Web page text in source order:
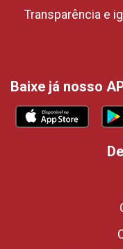
Transparência e
Baixe já nosso